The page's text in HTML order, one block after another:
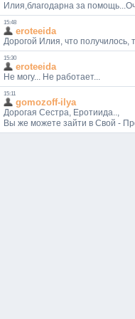
Илия,благодарна за
15:48
eroteeida
Дорогой Илия, что получилось,
15:30
eroteeida
Не могу... Не работает...
15:11
gomozoff-ilya
Дорогая Сестра, Еротиида..,
Вы же можете зайти в Свой -